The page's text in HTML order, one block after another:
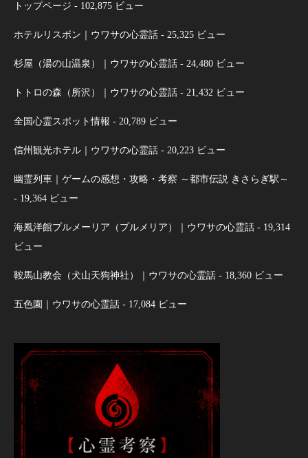
トップページ - 102,875 ビュー
ホテルリスボン｜ウワサの心霊話 - 25,325 ビュー
杉屋（湯の山温泉）｜ウワサの心霊話 - 24,480 ビュー
トトロの森（所沢）｜ウワサの心霊話 - 21,432 ビュー
全国心霊スポット情報 - 20,789 ビュー
信州観光ホテル｜ウワサの心霊話 - 20,223 ビュー
幽霊列車｜ゲームの感想・攻略・考察 ～都市伝説 きさらぎ駅～
- 19,364 ビュー
海風洋館プルメーリア（プルメリア）｜ウワサの心霊話 - 19,314
ビュー
鞍馬山教会（犬山天狗神社）｜ウワサの心霊話 - 18,360 ビュー
五色園｜ウワサの心霊話 - 17,084 ビュー